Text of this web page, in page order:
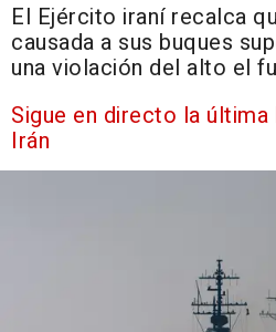
El Ejército iraní recalca
causada a sus buques
una violación del alto el
Sigue en directo la última
Irán